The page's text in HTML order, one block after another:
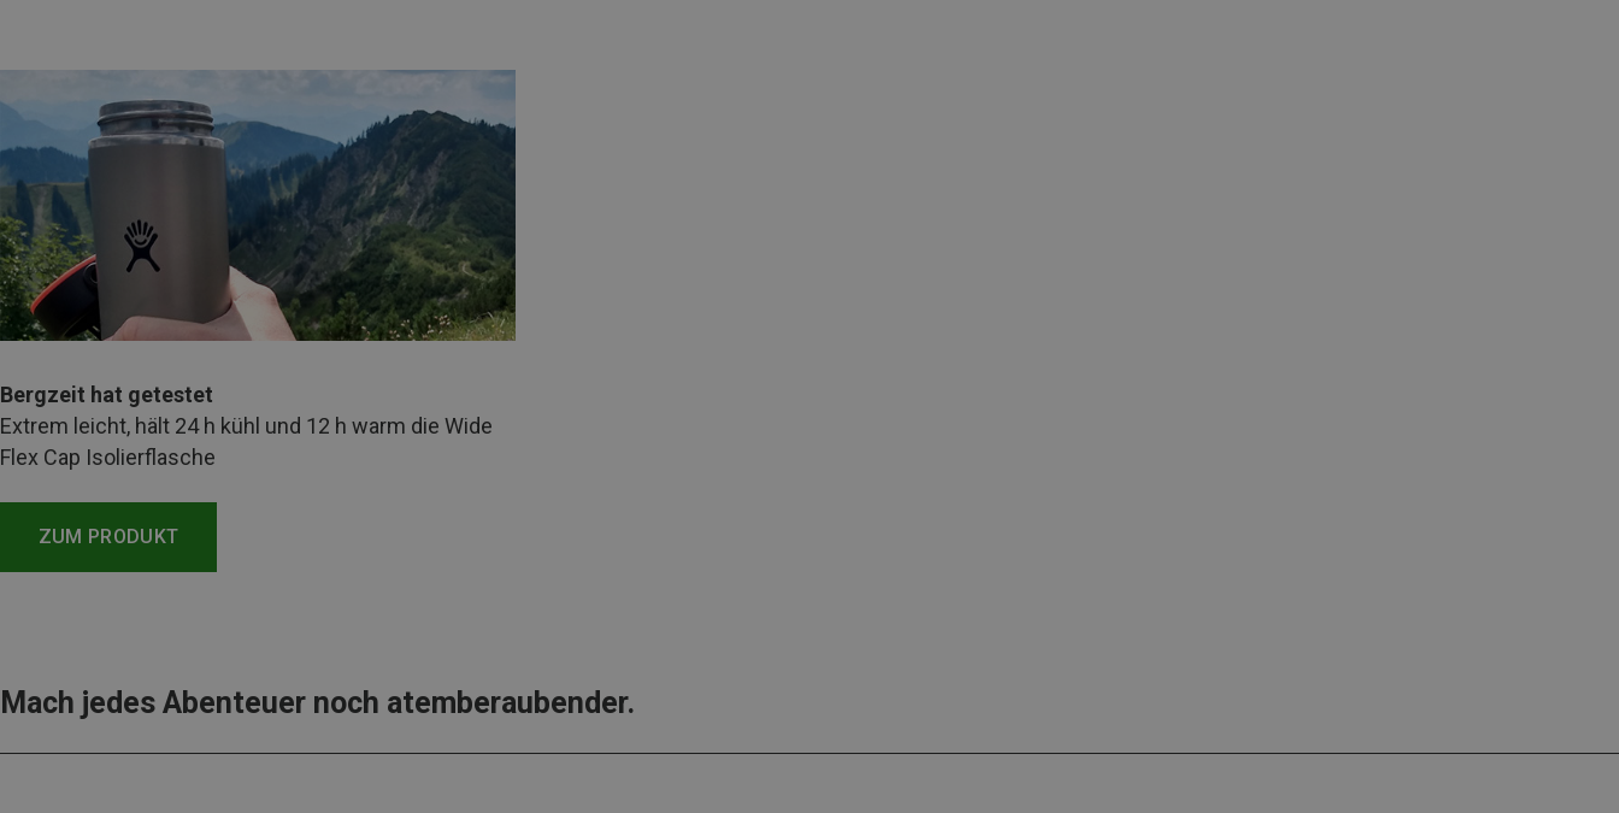
Bergzeit hat getestet
Extrem leicht, hält 24 h kühl und 12 h warm die Wide
Flex Cap Isolierflasche
ZUM PRODUKT
Mach jedes Abenteuer noch atemberaubender.